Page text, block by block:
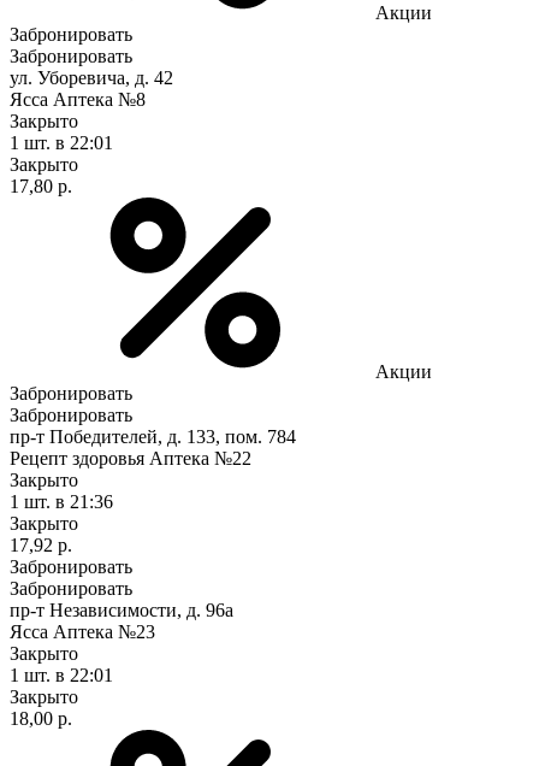
Акции
Забронировать
Забронировать
ул. Уборевича, д. 42
Ясса Аптека №8
Закрыто
1 шт. в 22:01
Закрыто
17,80 р.
Акции
Забронировать
Забронировать
пр-т Победителей, д. 133, пом. 784
Рецепт здоровья Аптека №22
Закрыто
1 шт. в 21:36
Закрыто
17,92 р.
Забронировать
Забронировать
пр-т Независимости, д. 96а
Ясса Аптека №23
Закрыто
1 шт. в 22:01
Закрыто
18,00 р.